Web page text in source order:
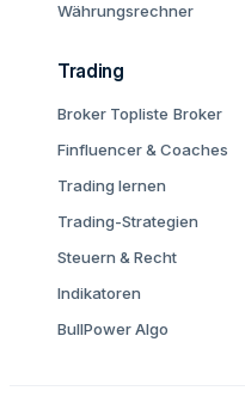
Währungsrechner
Trading
Broker Topliste Broker
Finfluencer & Coaches
Trading lernen
Trading-Strategien
Steuern & Recht
Indikatoren
BullPower Algo